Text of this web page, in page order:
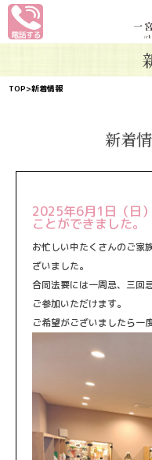
TOP>新着情報
新着
2025年6月1日（日
ことができました。
お忙しい中たくさんのご家
ざいました。
合同法要には一周忌、三回
ご参加いただけます。
ご希望がございましたら一